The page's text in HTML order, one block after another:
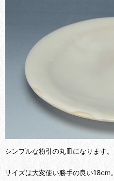
シンプルな粉引の丸皿になります。
サイズは大変使い勝手の良い18cm。